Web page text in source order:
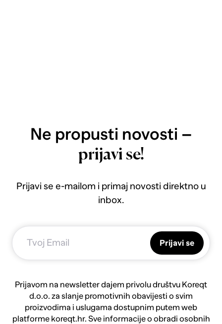
Ne propusti novosti –
prijavi se!
Prijavi se e-mailom i primaj novosti direktno u
inbox.
Prijavi se
Prijavom na newsletter dajem privolu društvu Koreqt
d.o.o. za slanje promotivnih obavijesti o svim
proizvodima i uslugama dostupnim putem web
platforme koreqt.hr. Sve informacije o obradi osobnih